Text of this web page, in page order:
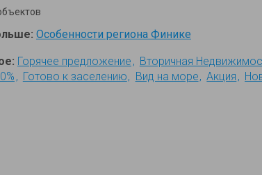
Особенности региона Финике
Горячее предложение
Вторичная
Готово к заселению Вид на море Акция